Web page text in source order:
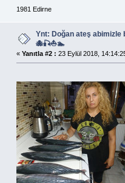
1981 Edirne
Ynt: Doğan ateş
🐙🎣⛵🏊
« Yanıtla #2 : 23 Eylül 2018,